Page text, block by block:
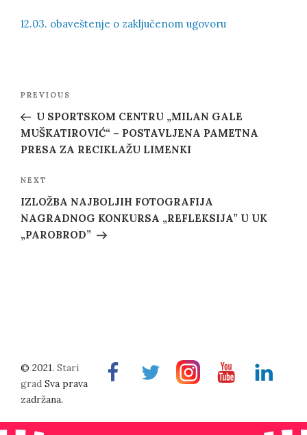
12.03. obaveštenje o zaključenom ugovoru
Post
Previous
Post
PREVIOUS
U SPORTSKOM CENTRU „MILAN GALE
MUŠKATIROVIĆ“ – POSTAVLJENA PAMETNA
PRESA ZA RECIKLAŽU LIMENKI
Next
Post
NEXT
IZLOŽBA NAJBOLJIH FOTOGRAFIJA
NAGRADNOG KONKURSA „REFLEKSIJA” U UK
„PAROBROD”
FacebookTwitterInstragramYoutubeLinkedin
© 2021. Stari
grad Sva prava
zadržana.